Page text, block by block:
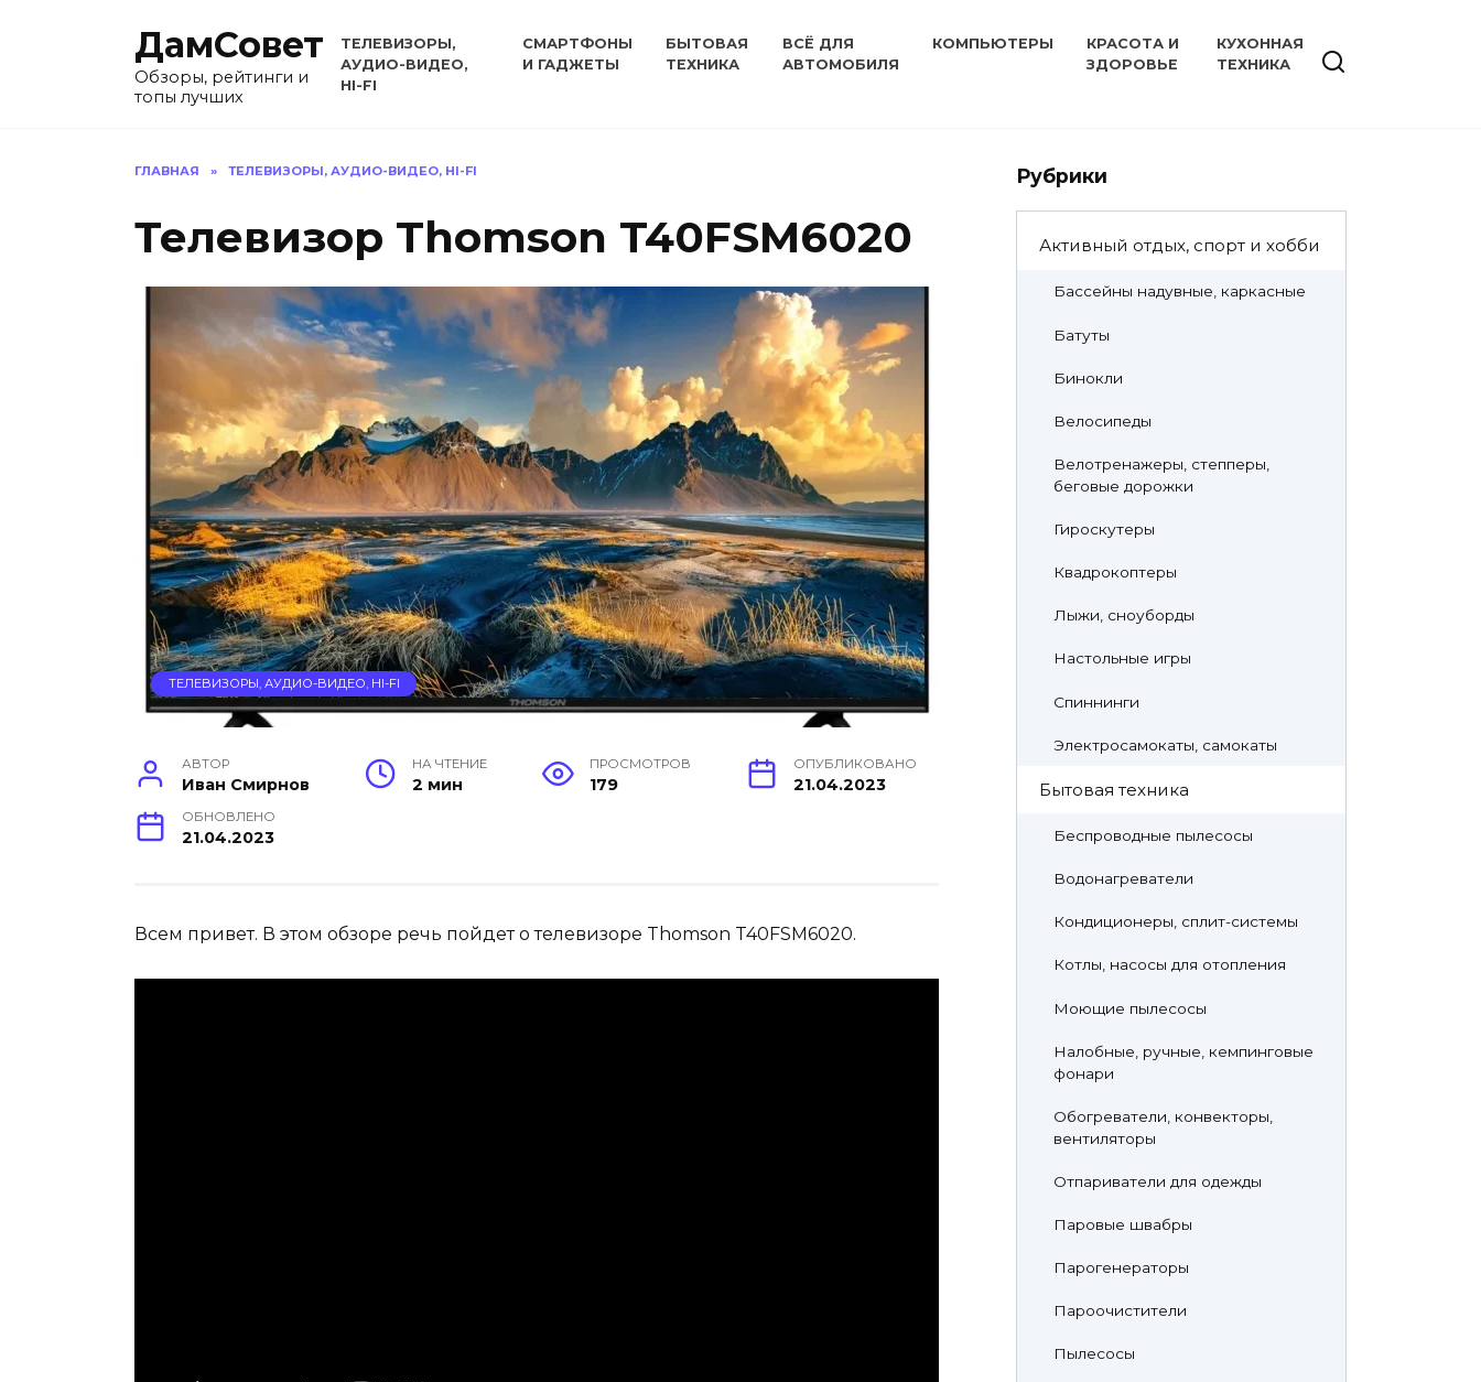
ДамСовет
Обзоры, рейтинги и
топы лучших
ТЕЛЕВИЗОРЫ,
АУДИО-ВИДЕО,
HI-FI
СМАРТФОНЫ
И ГАДЖЕТЫ
БЫТОВАЯ
ТЕХНИКА
ВСЁ ДЛЯ
АВТОМОБИЛЯ
КОМПЬЮТЕРЫ
КРАСОТА И
ЗДОРОВЬЕ
КУХОННАЯ
ТЕХНИКА
ГЛАВНАЯ » ТЕЛЕВИЗОРЫ, АУДИО-ВИДЕО, HI-FI
Телевизор Thomson T40FSM6020
ТЕЛЕВИЗОРЫ, АУДИО-ВИДЕО, HI-FI
АВТОР
Иван Смирнов
НА ЧТЕНИЕ
2 мин
ПРОСМОТРОВ
179
ОПУБЛИКОВАНО
21.04.2023
ОБНОВЛЕНО
21.04.2023
Всем привет. В этом обзоре речь пойдет о телевизоре Thomson T40FSM6020.
Рубрики
Активный отдых, спорт и хобби
Бассейны надувные, каркасные
Батуты
Бинокли
Велосипеды
Велотренажеры, степперы,
беговые дорожки
Гироскутеры
Квадрокоптеры
Лыжи, сноуборды
Настольные игры
Спиннинги
Электросамокаты, самокаты
Бытовая техника
Беспроводные пылесосы
Водонагреватели
Кондиционеры, сплит-системы
Котлы, насосы для отопления
Моющие пылесосы
Налобные, ручные, кемпинговые
фонари
Обогреватели, конвекторы,
вентиляторы
Отпариватели для одежды
Паровые швабры
Парогенераторы
Пароочистители
Пылесосы